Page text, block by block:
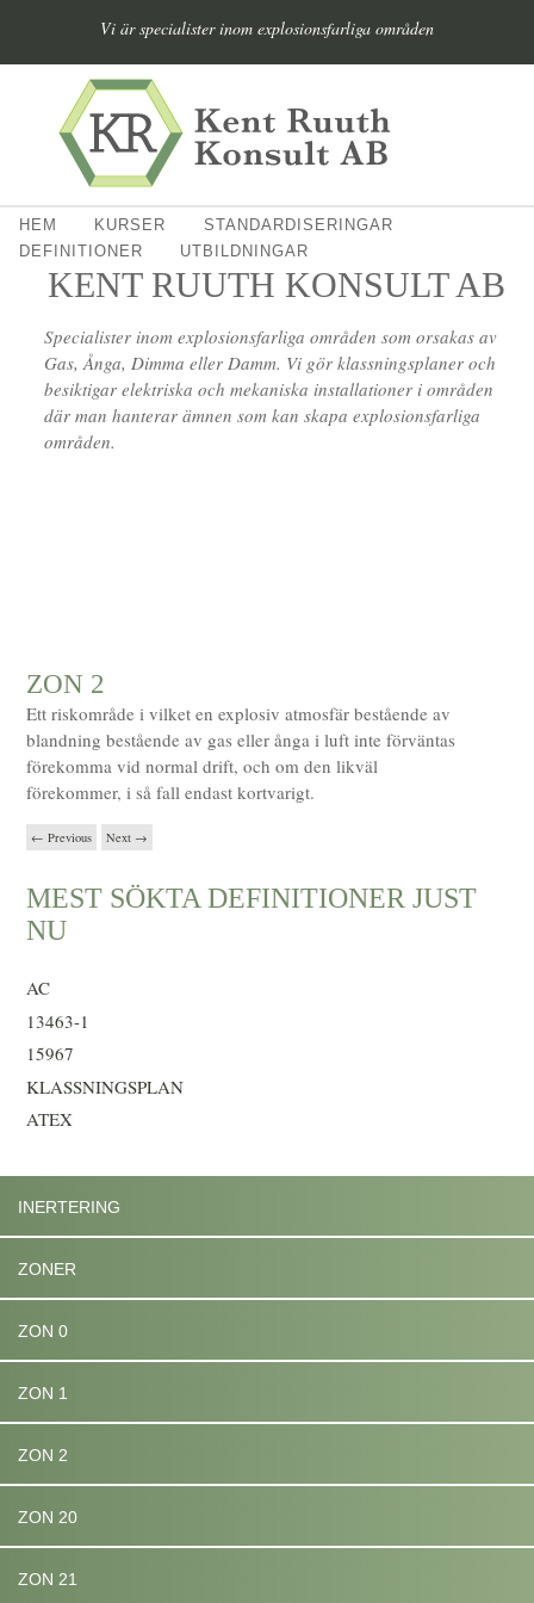
Vi är specialister inom explosionsfarliga områden
HEM KURSER
STANDARDISERINGAR
DEFINITIONER
UTBILDNINGAR
KENT RUUTH KONSULT AB
Specialister inom explosionsfarliga områden som orsakas av
Gas, Ånga, Dimma eller Damm. Vi gör klassningsplaner och
besiktigar elektriska och mekaniska installationer i områden
där man hanterar ämnen som kan skapa explosionsfarliga
områden.
ZON 2
Ett riskområde i vilket en explosiv atmosfär bestående av
blandning bestående av gas eller ånga i luft inte förväntas
förekomma vid normal drift, och om den likväl
förekommer, i så fall endast kortvarigt.
← Previous Next →
MEST SÖKTA DEFINITIONER JUST
NU
AC
13463-1
15967
KLASSNINGSPLAN
ATEX
INERTERING
ZONER
ZON 0
ZON 1
ZON 2
ZON 20
ZON 21